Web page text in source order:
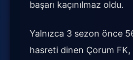
başarı kaçınılmaz oldu.
Yalnızca 3 sezon önce
hasreti dinen Çorum